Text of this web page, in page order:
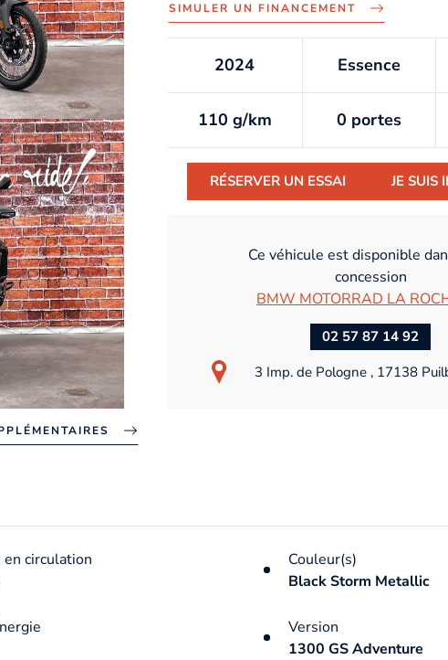
SIMULER UN FINANCEMENT
2024 Essence
110 g/km 0 portes
RÉSERVER UN ESSAI JE SUIS
Ce véhicule est disponible
concession
BMW MOTORRAD LA
02 57 87 14 92
3 Imp. de Pologne , 17138
circulation
Couleur(s)
Black Storm Metallic
Version
1300 GS Adventure